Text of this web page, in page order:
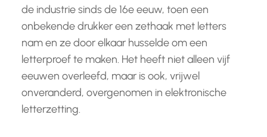
de industrie sinds de 16e eeuw, toen een
onbekende drukker een zethaak met letters
nam en ze door elkaar husselde om een
letterproef te maken. Het heeft niet alleen vijf
eeuwen overleefd, maar is ook, vrijwel
onveranderd, overgenomen in elektronische
letterzetting.